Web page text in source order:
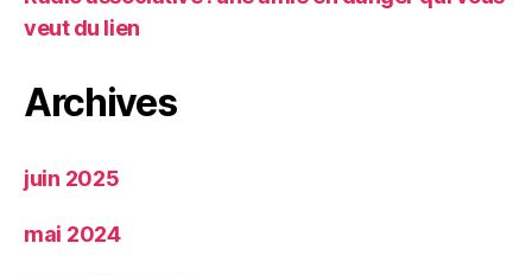
veut du lien
Archives
juin 2025
mai 2024